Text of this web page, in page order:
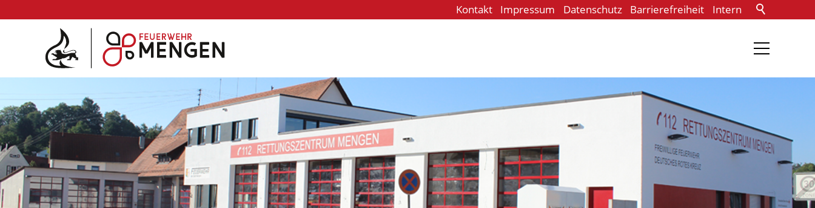
Kontakt Impressum Datenschutz Barrierefreiheit Intern
Die Feuerwehr
Abteilungen & Fachdienste
Fahrzeuge